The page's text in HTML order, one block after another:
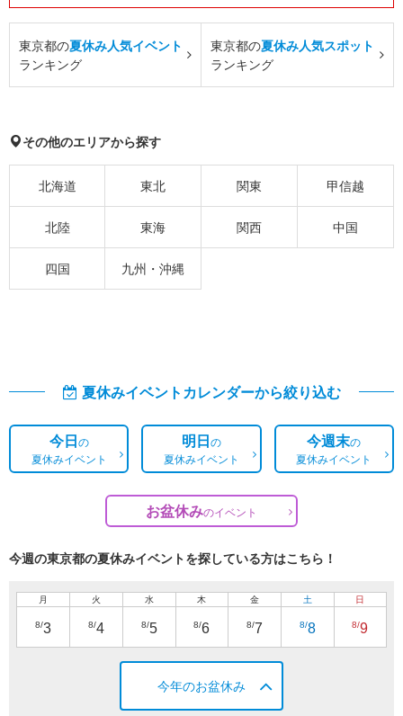
東京都の夏休み人気イベント
ランキング
東京都の夏休み人気スポット
ランキング
その他のエリアから探す
北海道 東北 関東 甲信越
北陸 東海 関西 中国
四国 九州・沖縄
夏休みイベントカレンダーから絞り込む
今日の
夏休みイベント
明日の
夏休みイベント
今週末の
夏休みイベント
お盆休みのイベント
今週の東京都の夏休みイベントを探している方はこちら！
月
8/3
火
8/4
水
8/5
木
8/6
金
8/7
土
8/8
日
8/9
今年のお盆休み